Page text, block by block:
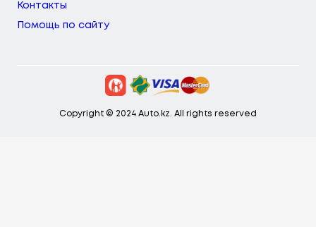
Контакты
Помощь по сайту
Copyright © 2024 Auto.kz. All rights reserved